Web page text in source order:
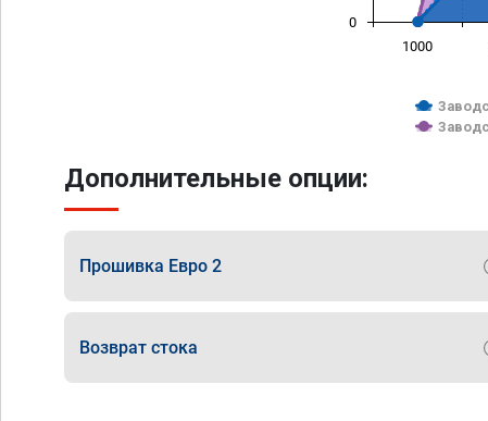
1000
0
Дополнительные опции:
Прошивка Евро 2
Возврат стока